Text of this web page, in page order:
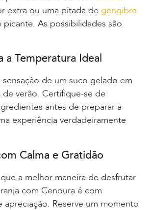
extra ou uma pitada de gengibre
As possibilidades são
a Temperatura Ideal
sensação de um suco gelado em
verão. Certifique-se de
antes de preparar a
experiência verdadeiramente
Calma e Gratidão
a melhor maneira de desfrutar
com Cenoura é com
apreciação. Reserve um momento